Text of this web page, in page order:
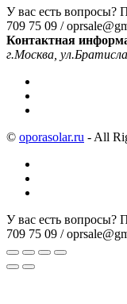
У вас есть вопросы?
709 75 09 /
Контактная
г.Москва,
© oporasolar.ru - All
У вас есть вопросы?
709 75 09 /